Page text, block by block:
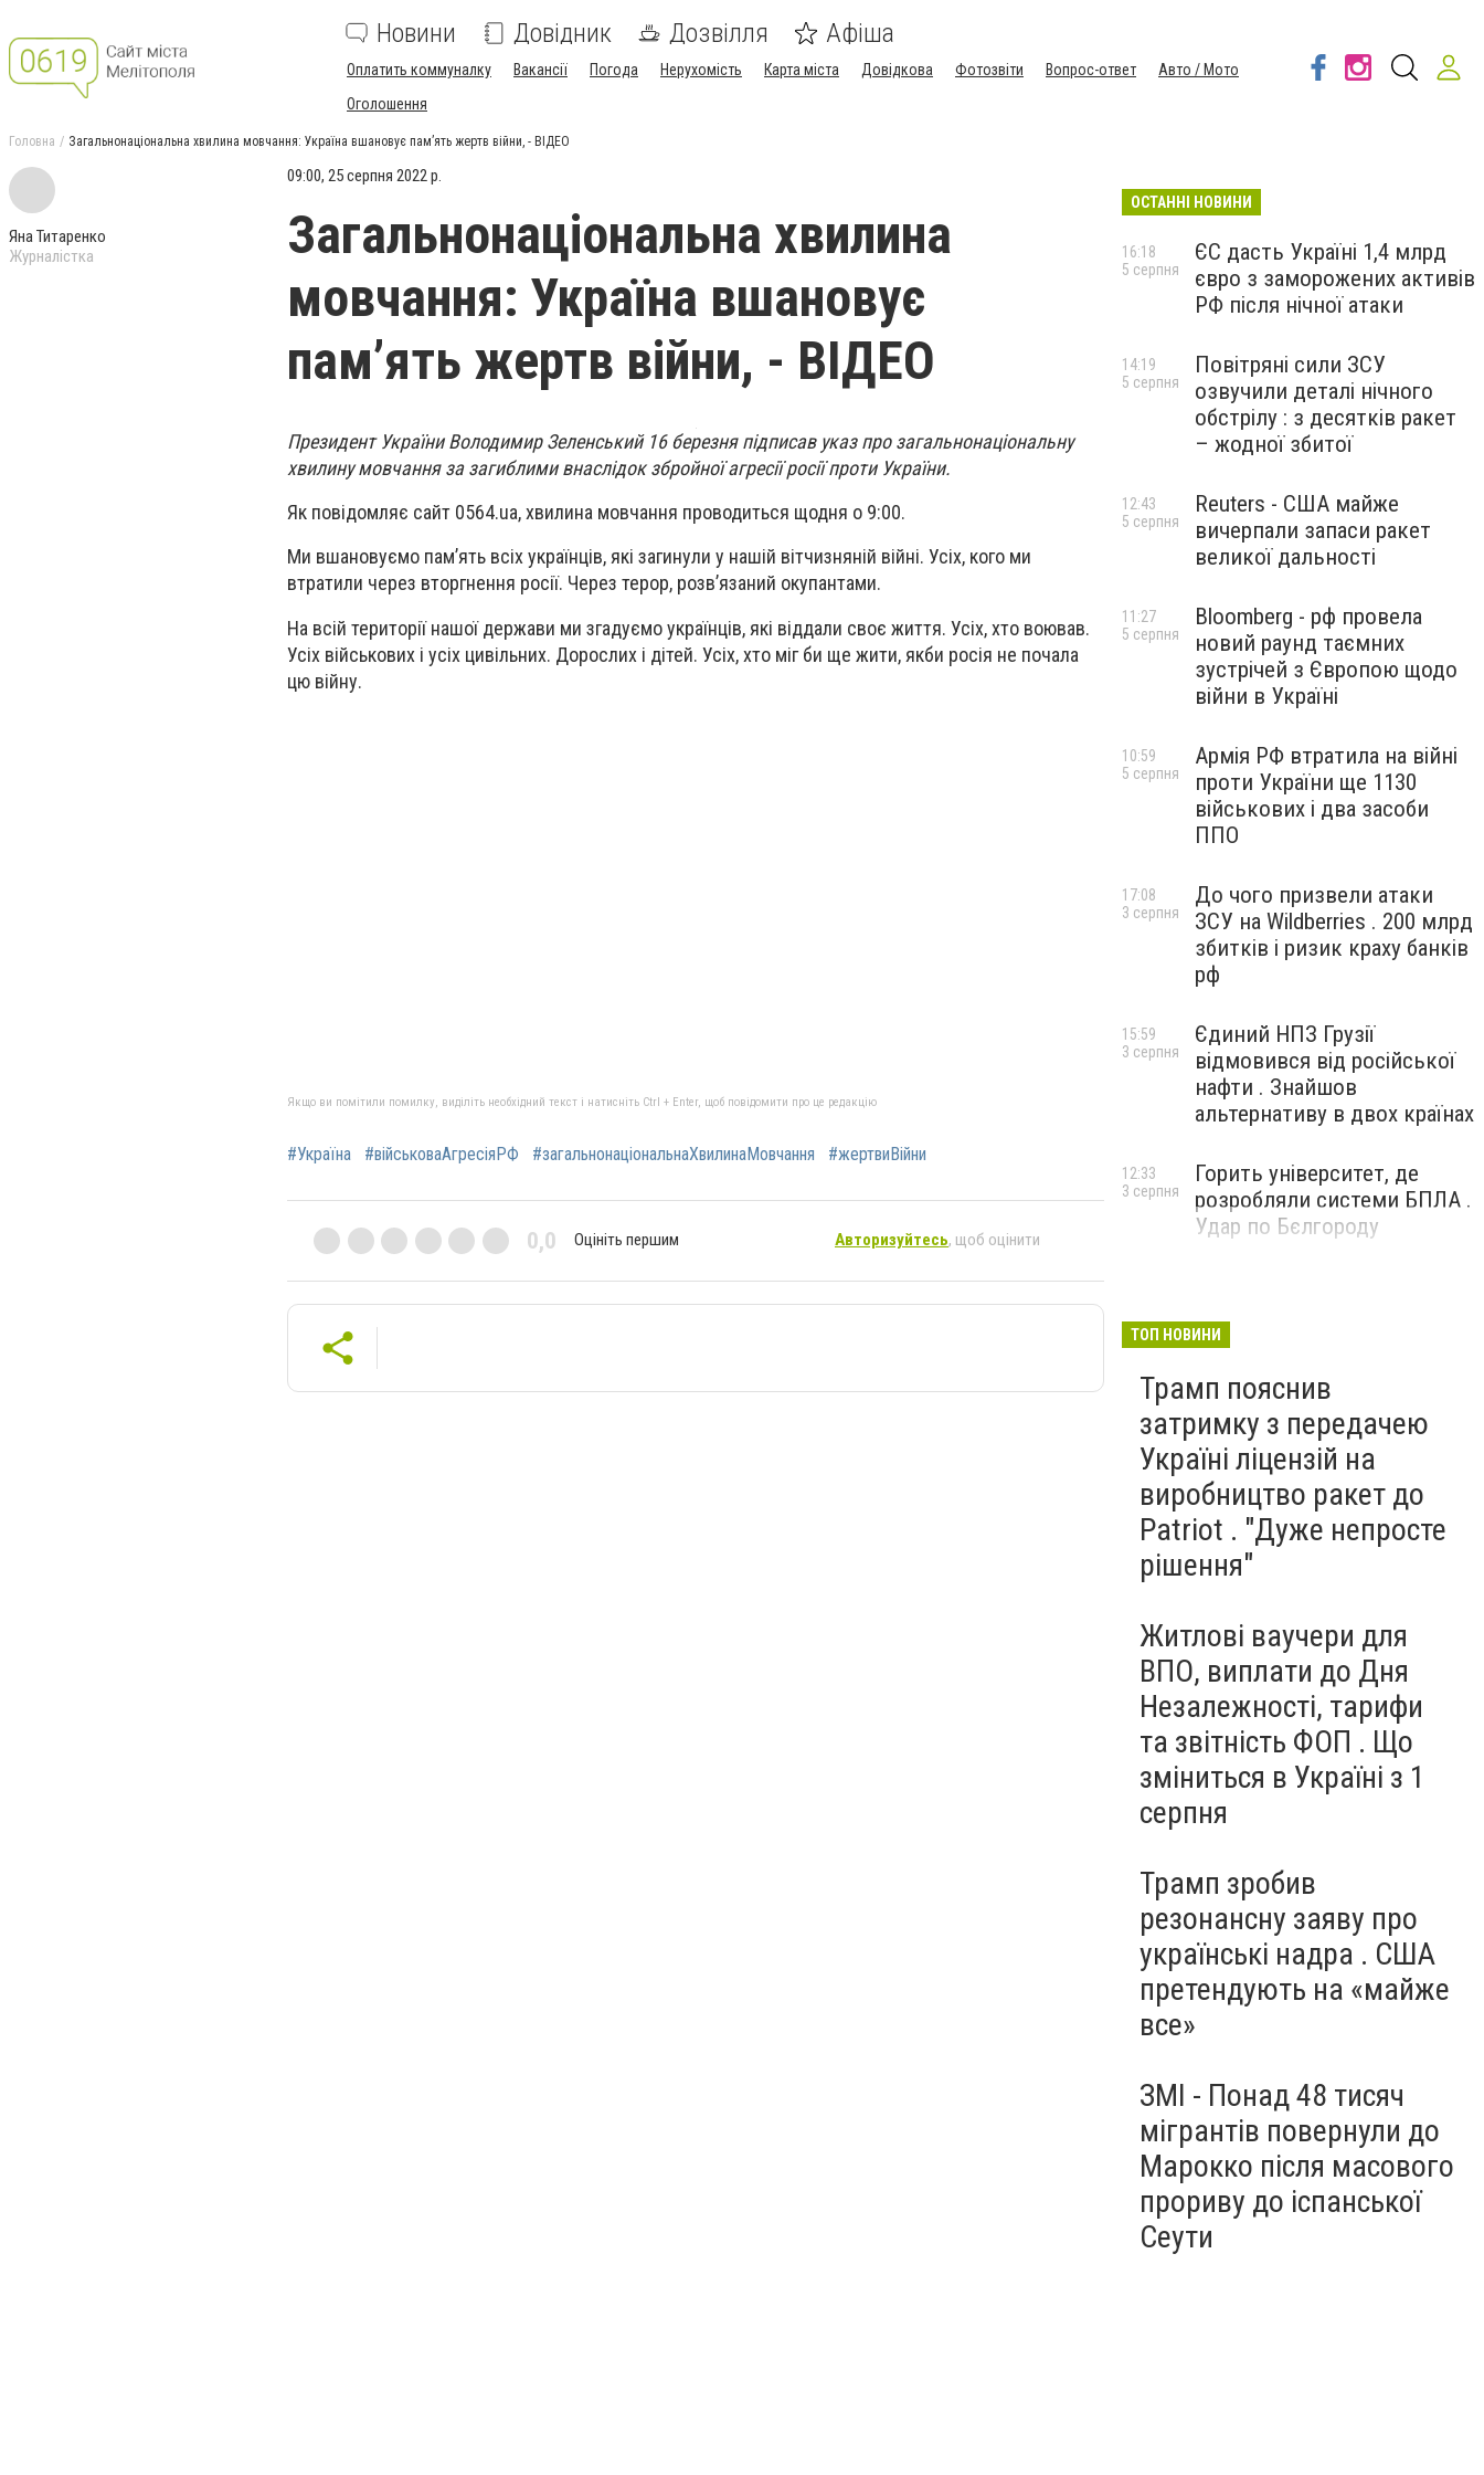
Новини Довідник Дозвілля Афіша
Оплатить коммуналку Вакансії Погода Нерухомість Карта міста Довідкова Фотозвіти Вопрос-ответ
Авто / Мото
Оголошення
Головна Загальнонаціональна хвилина мовчання: Україна вшановує пам’ять жертв війни, - ВІДЕО
Яна Титаренко
Журналістка
09:00, 25 серпня 2022 р.
Загальнонаціональна хвилина
мовчання: Україна вшановує
пам’ять жертв війни, - ВІДЕО
Президент України Володимир Зеленський 16 березня підписав указ про загальнонаціональну
хвилину мовчання за загиблими внаслідок збройної агресії росії проти України.
Як повідомляє сайт 0564.ua, хвилина мовчання проводиться щодня о 9:00.
Ми вшановуємо памʼять всіх українців, які загинули у нашій вітчизняній війні. Усіх, кого ми
втратили через вторгнення росії. Через терор, розвʼязаний окупантами.
На всій території нашої держави ми згадуємо українців, які віддали своє життя. Усіх, хто воював.
Усіх військових і усіх цивільних. Дорослих і дітей. Усіх, хто міг би ще жити, якби росія не почала
цю війну.
Якщо ви помітили помилку, виділіть необхідний текст і натисніть Ctrl + Enter, щоб повідомити про це редакцію
#Україна #військоваАгресіяРФ #загальнонаціональнаХвилинаМовчання #жертвиВійни
0,0 Оцініть першим Авторизуйтесь, щоб оцінити
ОСТАННІ НОВИНИ
ЄС дасть Україні 1,4 млрд
євро з заморожених активів
РФ після нічної атаки
16:18
5 серпня
Повітряні сили ЗСУ
озвучили деталі нічного
обстрілу : з десятків ракет
– жодної збитої
14:19
5 серпня
Reuters - США майже
вичерпали запаси ракет
великої дальності
12:43
5 серпня
Bloomberg - рф провела
новий раунд таємних
зустрічей з Європою щодо
війни в Україні
11:27
5 серпня
Армія РФ втратила на війні
проти України ще 1130
військових і два засоби
ППО
10:59
5 серпня
До чого призвели атаки
ЗСУ на Wildberries . 200 млрд
збитків і ризик краху банків
рф
17:08
3 серпня
Єдиний НПЗ Грузії
відмовився від російської
нафти . Знайшов
альтернативу в двох країнах
15:59
3 серпня
Горить університет, де
розробляли системи БПЛА .
Удар по Бєлгороду
12:33
3 серпня
ТОП НОВИНИ
Трамп пояснив
затримку з передачею
Україні ліцензій на
виробництво ракет до
Patriot . "Дуже непросте
рішення"
Житлові ваучери для
ВПО, виплати до Дня
Незалежності, тарифи
та звітність ФОП . Що
зміниться в Україні з 1
серпня
Трамп зробив
резонансну заяву про
українські надра . США
претендують на «майже
все»
ЗМІ - Понад 48 тисяч
мігрантів повернули до
Марокко після масового
прориву до іспанської
Сеути